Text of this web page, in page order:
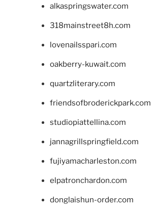
alkaspringswater.com
318mainstreet8h.com
lovenailsspari.com
oakberry-kuwait.com
quartzliterary.com
friendsofbroderickpark.com
studiopiattellina.com
jannagrillspringfield.com
fujiyamacharleston.com
elpatronchardon.com
donglaishun-order.com